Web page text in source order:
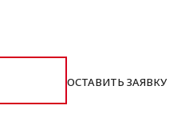
ОСТАВИТЬ ЗАЯВКУ